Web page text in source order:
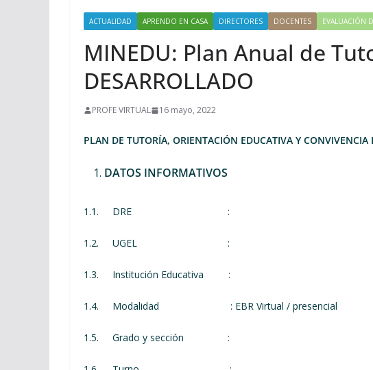
ACTUALIDAD APRENDO EN CASA DIRECTORES DOCENTES EVALUACIÓN
MINEDU: Plan Anual de
DESARROLLADO
PROFE VIRTUAL 16 mayo, 2022
PLAN DE TUTORÍA, ORIENTACIÓN EDUCATIVA Y CONVIVENCIA
DATOS INFORMATIVOS
1.1. DRE :
1.2. UGEL :
1.3. Institución Educativa :
1.4. Modalidad : EBR Virtual / presencial
1.5. Grado y sección :